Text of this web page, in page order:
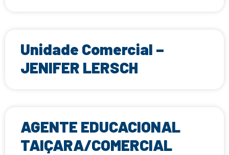
Unidade Comercial –
JENIFER LERSCH
AGENTE EDUCACIONAL
TAIÇARA/COMERCIAL